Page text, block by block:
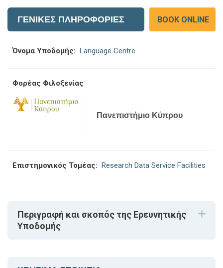
ΓΕΝΙΚΕΣ ΠΛΗΡΟΦΟΡΙΕΣ BOOK ONLINE
Όνομα Υποδομής: Language Centre
Φορέας Φιλοξενίας
Πανεπιστήμιο Κύπρου
Επιστημονικός Τομέας: Research Data Service Facilities
Περιγραφή και σκοπός της Ερευνητικής
Υποδομής